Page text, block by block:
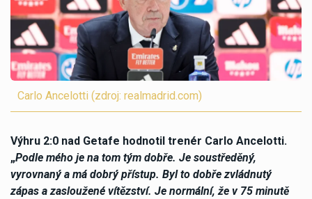
Carlo Ancelotti (zdroj: realmadrid.com)
Výhru 2:0 nad Getafe hodnotil trenér Carlo Ancelotti.
„Podle mého je na tom tým dobře. Je soustředěný,
vyrovnaný a má dobrý přístup. Byl to dobře zvládnutý
zápas a zasloužené vítězství. Je normální, že v 75 minutě